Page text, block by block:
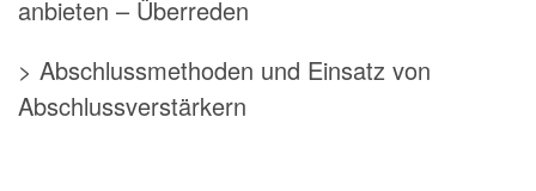
anbieten – Überreden
> Abschlussmethoden und Einsatz von
Abschlussverstärkern